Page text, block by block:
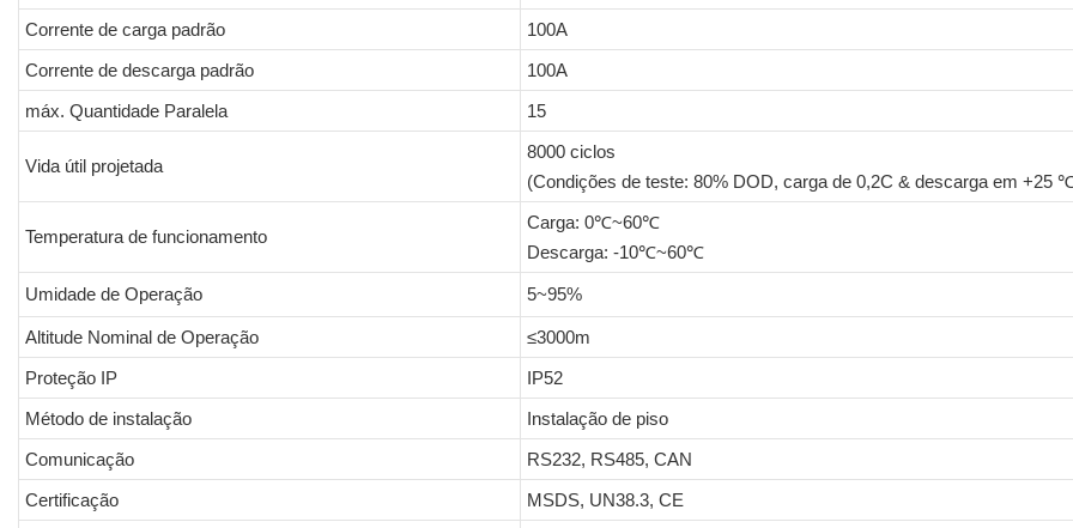
Corrente de carga padrão
100A
Corrente de descarga padrão
100A
máx. Quantidade Paralela
15
Vida útil projetada
8000 ciclos
(Condições de teste: 80% DOD, carga de 0,2C & descarga em +25
Temperatura de funcionamento
Carga: 0℃~60℃
Descarga: -10℃~60℃
Umidade de Operação 5~95%
Altitude Nominal de Operação
≤3000m
Proteção IP
IP52
Método de instalação
Instalação de piso
Comunicação
RS232, RS485, CAN
Certificação
MSDS, UN38.3, CE